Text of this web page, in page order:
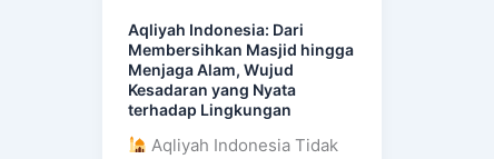
Aqliyah Indonesia: Dari
Membersihkan Masjid hingga
Menjaga Alam, Wujud
Kesadaran yang Nyata
terhadap Lingkungan
Aqliyah Indonesia Tidak